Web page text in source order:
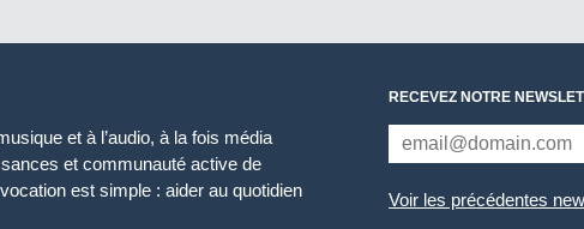
et à l’audio, à la fois média
et communauté active de
est simple : aider au quotidien
RECEVEZ NOTRE
Voir les précédentes